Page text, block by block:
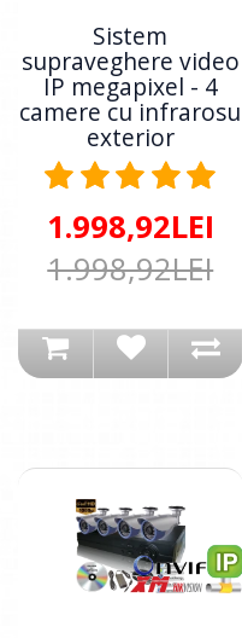
Sistem
supraveghere video
IP megapixel - 4
camere cu infrarosu
exterior
1.998,92LEI
1.998,92LEI